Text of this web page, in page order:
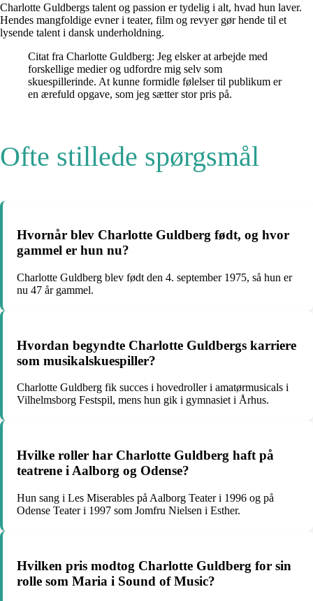
Charlotte Guldbergs talent og passion er tydelig i alt, hvad hun laver.
Hendes mangfoldige evner i teater, film og revyer gør hende til et
lysende talent i dansk underholdning.
Citat fra Charlotte Guldberg: Jeg elsker at arbejde med
forskellige medier og udfordre mig selv som
skuespillerinde. At kunne formidle følelser til publikum er
en ærefuld opgave, som jeg sætter stor pris på.
Ofte stillede spørgsmål
Hvornår blev Charlotte Guldberg født, og hvor
gammel er hun nu?
Charlotte Guldberg blev født den 4. september 1975, så hun er
nu 47 år gammel.
Hvordan begyndte Charlotte Guldbergs karriere
som musikalskuespiller?
Charlotte Guldberg fik succes i hovedroller i amatørmusicals i
Vilhelmsborg Festspil, mens hun gik i gymnasiet i Århus.
Hvilke roller har Charlotte Guldberg haft på
teatrene i Aalborg og Odense?
Hun sang i Les Miserables på Aalborg Teater i 1996 og på
Odense Teater i 1997 som Jomfru Nielsen i Esther.
Hvilken pris modtog Charlotte Guldberg for sin
rolle som Maria i Sound of Music?